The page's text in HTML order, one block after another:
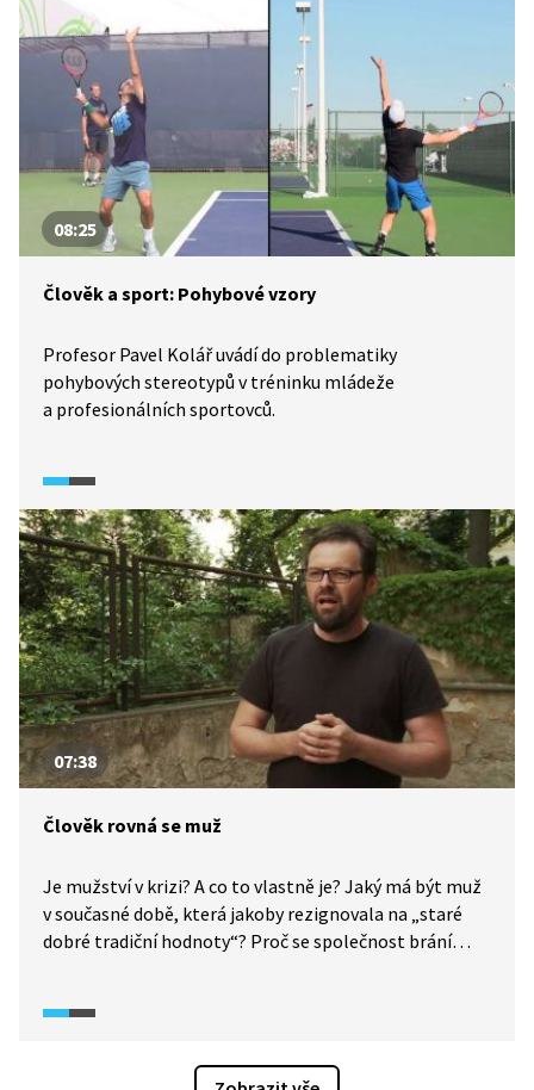
08:25
Člověk a sport: Pohybové vzory
Profesor Pavel Kolář uvádí do problematiky
pohybových stereotypů v tréninku mládeže
a profesionálních sportovců.
07:38
Člověk rovná se muž
Je mužství v krizi? A co to vlastně je? Jaký má být muž
v současné době, která jakoby rezignovala na „staré
dobré tradiční hodnoty“? Proč se společnost brání
která není nikdy slabá a nikdy nebrečí? Proč si lidé stále
zodpovědnějším rodičem, je stále matka a jakou roli